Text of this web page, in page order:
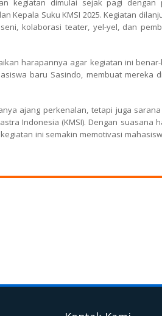
kegiatan dimulai sejak pagi dengan
Kepala Suku KMSI 2025. Kegiatan
kolaborasi teater, yel-yel, dan
harapannya agar kegiatan ini
baru Sasindo, membuat mereka
ajang perkenalan, tetapi juga
Indonesia (KMSI). Dengan suasana
ini semakin memotivasi